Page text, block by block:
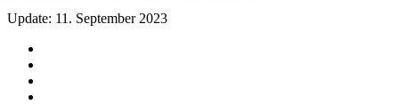
Update: 11. September 2023